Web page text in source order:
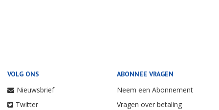
VOLG ONS
Nieuwsbrief
Twitter
ABONNEE VRAGEN
Neem een Abonnement
Vragen over betaling